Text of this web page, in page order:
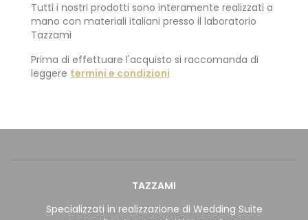
Tutti i nostri prodotti sono interamente realizzati a
mano con materiali italiani presso il laboratorio
Tazzami
Prima di effettuare l'acquisto si raccomanda di
leggere termini e condizioni
TAZZAMI
Specializzati in realizzazione di Wedding Suite